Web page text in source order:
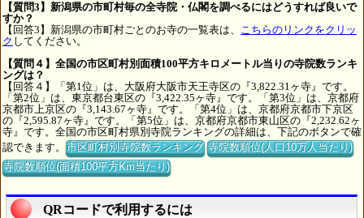
【質問3】新潟県の市町村毎の全寺院・仏閣を調べるにはどうすれば良いで
すか？
【回答3】新潟県の市町村ごとのお寺の一覧表は、 こちらのリンクをクリッ
ク してください。
【質問４】全国の市区町村別面積100平方キロメートル当りの寺院数ランキ
ングは？
【回答４】「第1位」は、大阪府大阪市天王寺区の『3,822.31ヶ寺』です。
「第2位」は、東京都台東区の『3,422.35ヶ寺』です。「第3位」は、京都府
京都市上京区の『3,143.67ヶ寺』です。「第4位」は、京都府京都市下京区
の『2,595.87ヶ寺』です。「第5位」は、京都府京都市東山区の『2,232.62ヶ
寺』です。全国の市区町村県別寺院ランキングの詳細は、下記のボタンで確
認できます。市区町村別寺院数ランキング 寺院数順位(人口10万人当たり)
寺院数順位(面積100平方Km当たり)
QRコードで利用するには